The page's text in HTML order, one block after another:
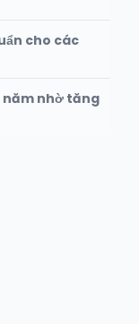
cho các
năm nhờ tăng